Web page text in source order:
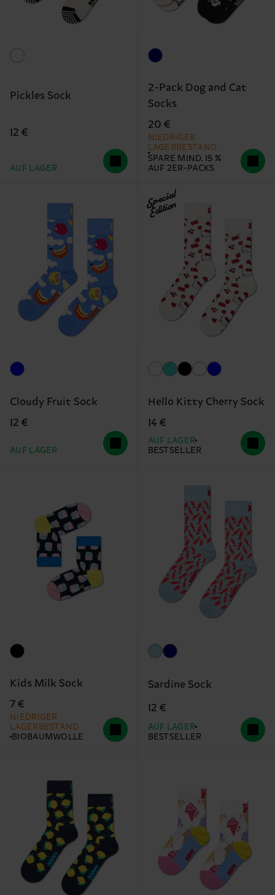
Pickles Sock
12 €
AUF LAGER
2-Pack Dog and Cat
Socks
20 €
NIEDRIGER
LAGERBESTAND
SPARE MIND. 15 %
AUF 2ER-PACKS
Cloudy Fruit Sock
12 €
AUF LAGER
Special
Edition
Hello Kitty Cherry Sock
14 €
AUF LAGER
BESTSELLER
Kids Milk Sock
7 €
NIEDRIGER
LAGERBESTAND
BIOBAUMWOLLE
Sardine Sock
12 €
AUF LAGER
BESTSELLER